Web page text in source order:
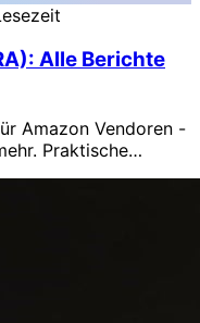
Alle Berichte
Amazon Vendoren -
Praktische